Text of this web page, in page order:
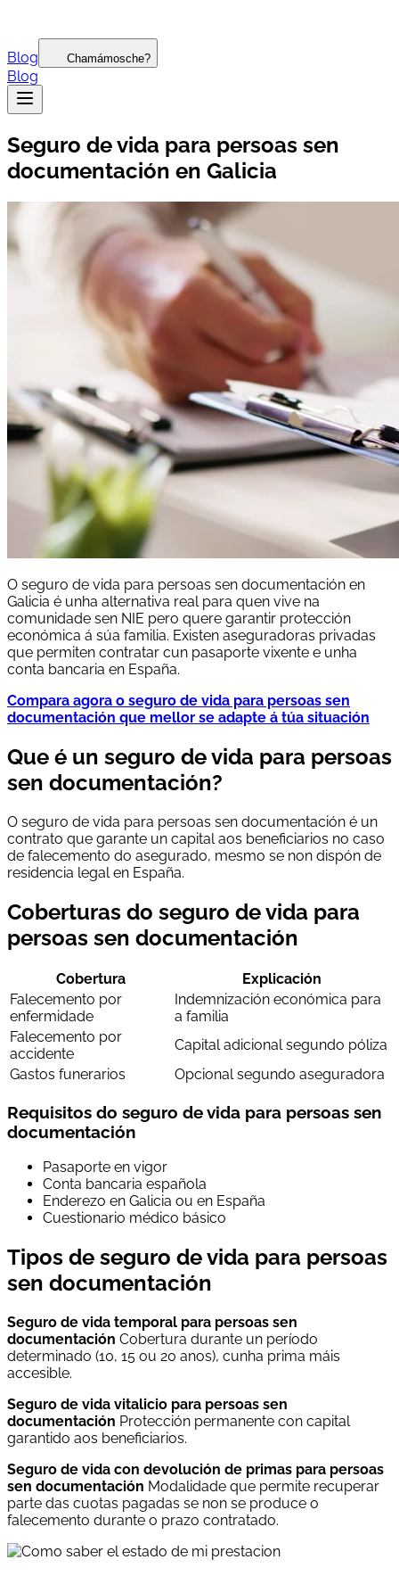
Blog Chamámosche?
Blog
Seguro de vida para persoas sen
documentación en Galicia
O seguro de vida para persoas sen documentación en
Galicia é unha alternativa real para quen vive na
comunidade sen NIE pero quere garantir protección
económica á súa familia. Existen aseguradoras privadas
que permiten contratar cun pasaporte vixente e unha
conta bancaria en España.
Compara agora o seguro de vida para persoas sen
documentación que mellor se adapte á túa situación
Que é un seguro de vida para persoas
sen documentación?
O seguro de vida para persoas sen documentación é un
contrato que garante un capital aos beneficiarios no caso
de falecemento do asegurado, mesmo se non dispón de
residencia legal en España.
Coberturas do seguro de vida para
persoas sen documentación
Cobertura
Explicación
Falecemento por
enfermidade
Indemnización económica para
a familia
Falecemento por
accidente
Capital adicional segundo póliza
Gastos funerarios
Opcional segundo aseguradora
Requisitos do seguro de vida para persoas sen
documentación
Pasaporte en vigor
Conta bancaria española
Enderezo en Galicia ou en España
Cuestionario médico básico
Tipos de seguro de vida para persoas
sen documentación
Seguro de vida temporal para persoas sen
documentación Cobertura durante un período
determinado (10, 15 ou 20 anos), cunha prima máis
accesible.
Seguro de vida vitalicio para persoas sen
documentación Protección permanente con capital
garantido aos beneficiarios.
Seguro de vida con devolución de primas para persoas
sen documentación Modalidade que permite recuperar
parte das cuotas pagadas se non se produce o
falecemento durante o prazo contratado.